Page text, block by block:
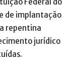
de implantação
repentina
jurídico